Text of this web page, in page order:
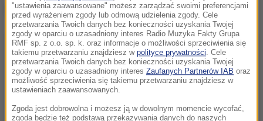
Dalsza część artykułu pod materiałem video:
"ustawienia zaawansowane" możesz zarządzać swoimi preferencjami
przed wyrażeniem zgody lub odmową udzielenia zgody. Cele
przetwarzania Twoich danych bez konieczności uzyskania Twojej
zgody w oparciu o uzasadniony interes Radio Muzyka Fakty Grupa
RMF sp. z o.o. sp. k. oraz informacje o możliwości sprzeciwienia się
takiemu przetwarzaniu znajdziesz w polityce prywatności. Cele
przetwarzania Twoich danych bez konieczności uzyskania Twojej
zgody w oparciu o uzasadniony interes Zaufanych Partnerów IAB oraz
możliwość sprzeciwienia się takiemu przetwarzaniu znajdziesz w
ustawieniach zaawansowanych.
Zgoda jest dobrowolna i możesz ją w dowolnym momencie wycofać,
zgoda będzie też podstawą przekazywania danych do naszych